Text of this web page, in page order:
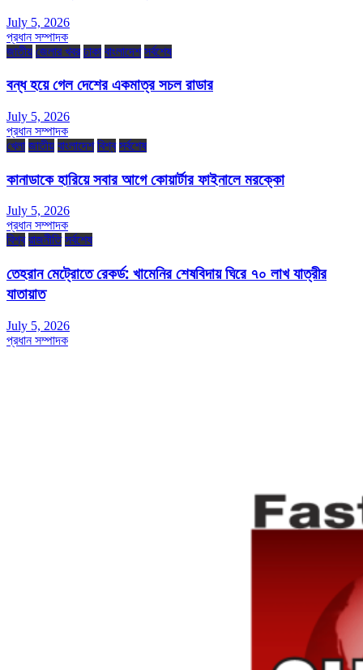
July 5, 2026
প্রধান সম্পাদক
জাতীয় জেলার খবর ঢাকা বাংলাদেশ সর্বশেষ
বন্ধ হয়ে গেল দেশের একমাত্র সচল রাডার
July 5, 2026
প্রধান সম্পাদক
খেলা জাতীয় বাংলাদেশ বিশ্ব সর্বশেষ
কানাডাকে হারিয়ে সবার আগে কোয়ার্টার ফাইনালে মরক্কো
July 5, 2026
প্রধান সম্পাদক
বিশ্ব রাজনীতি সর্বশেষ
তেহরান মেট্রোতে রেকর্ড: খামেনির শেষবিদায় ঘিরে ৭০ লাখ যাত্রীর
যাতায়াত
July 5, 2026
প্রধান সম্পাদক